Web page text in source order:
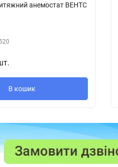
анемостат ВЕНТС
В кошик